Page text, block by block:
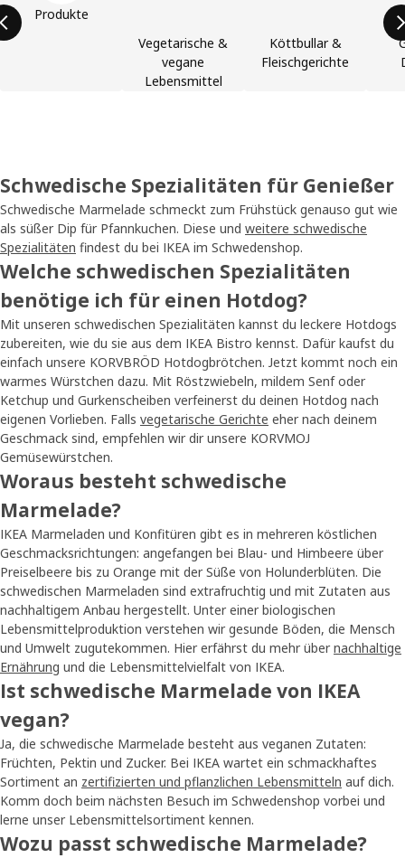
Produkte
Vegetarische &
vegane
Lebensmittel
Köttbullar &
Fleischgerichte
Schwedische Spezialitäten für Genießer
Schwedische Marmelade schmeckt zum Frühstück genauso gut wie
als süßer Dip für Pfannkuchen. Diese und weitere schwedische
Spezialitäten findest du bei IKEA im Schwedenshop.
Welche schwedischen Spezialitäten
benötige ich für einen Hotdog?
Mit unseren schwedischen Spezialitäten kannst du leckere Hotdogs
zubereiten, wie du sie aus dem IKEA Bistro kennst. Dafür kaufst du
einfach unsere KORVBRÖD Hotdogbrötchen. Jetzt kommt noch ein
warmes Würstchen dazu. Mit Röstzwiebeln, mildem Senf oder
Ketchup und Gurkenscheiben verfeinerst du deinen Hotdog nach
eigenen Vorlieben. Falls vegetarische Gerichte eher nach deinem
Geschmack sind, empfehlen wir dir unsere KORVMOJ
Gemüsewürstchen.
Woraus besteht schwedische
Marmelade?
IKEA Marmeladen und Konfitüren gibt es in mehreren köstlichen
Geschmacksrichtungen: angefangen bei Blau- und Himbeere über
Preiselbeere bis zu Orange mit der Süße von Holunderblüten. Die
schwedischen Marmeladen sind extrafruchtig und mit Zutaten aus
nachhaltigem Anbau hergestellt. Unter einer biologischen
Lebensmittelproduktion verstehen wir gesunde Böden, die Mensch
und Umwelt zugutekommen. Hier erfährst du mehr über nachhaltige
Ernährung und die Lebensmittelvielfalt von IKEA.
Ist schwedische Marmelade von IKEA
vegan?
Ja, die schwedische Marmelade besteht aus veganen Zutaten:
Früchten, Pektin und Zucker. Bei IKEA wartet ein schmackhaftes
Sortiment an zertifizierten und pflanzlichen Lebensmitteln auf dich.
Komm doch beim nächsten Besuch im Schwedenshop vorbei und
lerne unser Lebensmittelsortiment kennen.
Wozu passt schwedische Marmelade?